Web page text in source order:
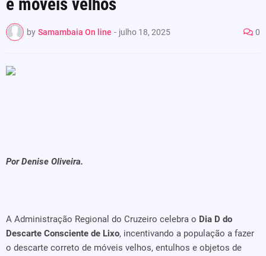
e móveis velhos
by Samambaia On line - julho 18, 2025 0
Por Denise Oliveira.
A Administração Regional do Cruzeiro celebra o Dia D do
Descarte Consciente de Lixo, incentivando a população a fazer
o descarte correto de móveis velhos, entulhos e objetos de